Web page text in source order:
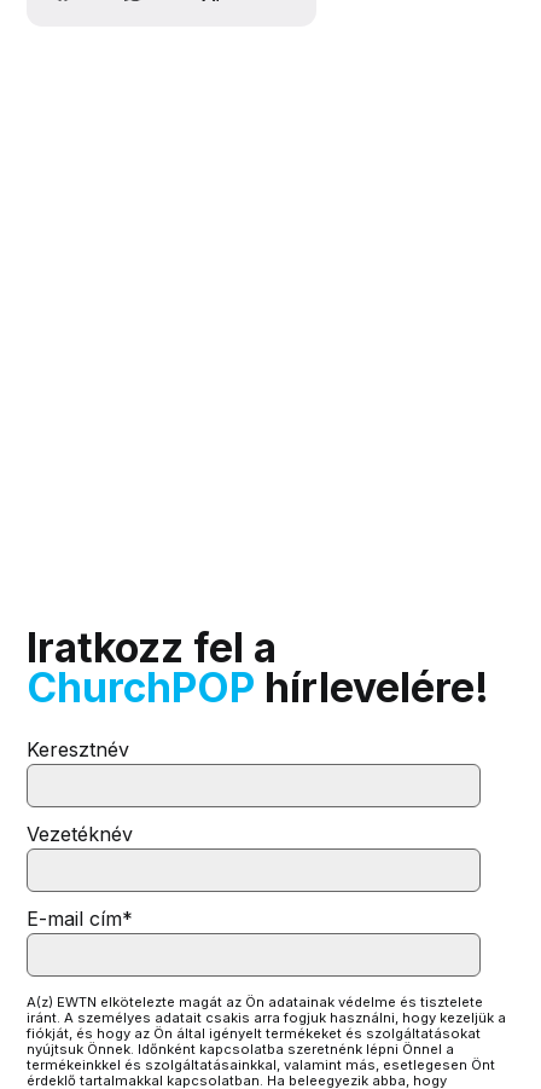
Iratkozz fel a
ChurchPOP hírlevelére!
Keresztnév
Vezetéknév
E-mail cím*
A(z) EWTN elkötelezte magát az Ön adatainak védelme és tisztelete
iránt. A személyes adatait csakis arra fogjuk használni, hogy kezeljük a
fiókját, és hogy az Ön által igényelt termékeket és szolgáltatásokat
nyújtsuk Önnek. Időnként kapcsolatba szeretnénk lépni Önnel a
termékeinkkel és szolgáltatásainkkal, valamint más, esetlegesen Önt
érdeklő tartalmakkal kapcsolatban. Ha beleegyezik abba, hogy